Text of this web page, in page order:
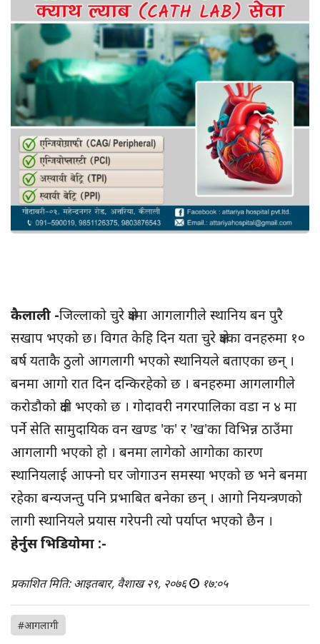
कैलाली -जिल्लाको चुरे क्षेत्रमा आगलागीले स्थानिय बन पुरै
सखाप भएको छ। विगत केहि दिन यता चुरे क्षेत्रका वनहरुमा १०
बर्ष यताकै ठुलो आगलागी भएको स्थानियले बताएका छन् ।
बनमा आगो रात दिन दन्किरहेको छ । बनहरुमा आगलागीले
करोडौको क्षती भएको छ । गोदावरी नगरपालिका वडा न ४ मा
पर्ने सेति सामुदायिक वन खण्ड 'क' र 'ख'का विभिन्न ठाउँमा
आगलागी भएको हो । बनमा लागेको आगोका कारण
स्थानियलाई आफ्नो घर जोगाउन समस्या भएको छ भने बनमा
रहेका बन्यजन्तु पनि प्रभाबित बनेका छन् । आगो नियन्त्रणको
लागी स्थानियले प्रयास गरेपनी त्यो पर्याप्त भएको छैन ।
हेर्नुस भिडियोमा :-
प्रकाशित मिति: आइतबार, वैशाख २९, २०७६ १७:०५
#आगलागी